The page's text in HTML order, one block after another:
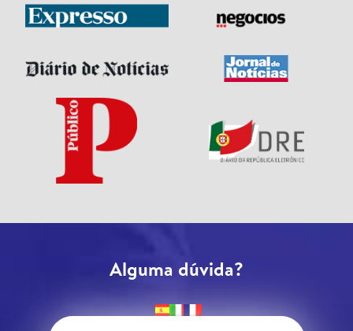
Alguma dúvida?